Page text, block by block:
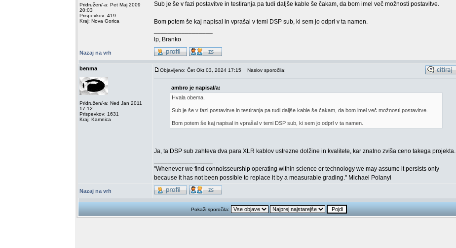
Pridružen/-a: Pet Maj 2009
20:03
Prispevkov: 419
Kraj: Nova Gorica
Sub je še v fazi postavitve in testiranja pa tudi daljše kable še čakam, da bom imel več možnosti postavitve.
Bom potem še kaj napisal in vprašal v temi DSP sub, ki sem jo odprl v ta namen.
lp, Branko
Nazaj na vrh
benma
Pridružen/-a: Ned Jan 2011
17:12
Prispevkov: 1631
Kraj: Kamnica
Objavljeno: Čet Okt 03, 2024 17:15 Naslov sporočila:
ambro je napisal/a:
Hvala obema.
Sub je še v fazi postavitve in testiranja pa tudi daljše kable še čakam, da bom imel več možnosti postavitve.
Bom potem še kaj napisal in vprašal v temi DSP sub, ki sem jo odprl v ta namen.
Ja, ta DSP sub zahteva dva para XLR kablov ustrezne dolžine in kvalitete, kar znatno zviša ceno takega projekta.
"Whenever we find connoisseurship operating within science or technology we may assume it persists only
because it has not been possible to replace it by a measurable grading." Michael Polanyi
Nazaj na vrh
Pokaži sporočila: